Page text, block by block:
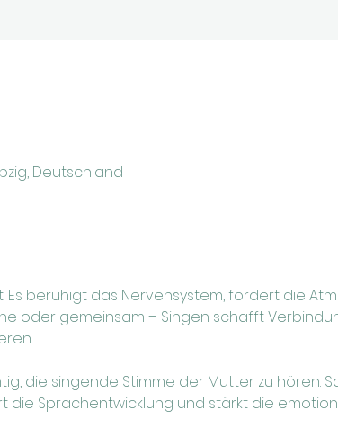
Deutschland
Es beruhigt das Nervensystem, fördert die
oder gemeinsam – Singen schafft
die singende Stimme der Mutter zu hören.
Sprachentwicklung und stärkt die